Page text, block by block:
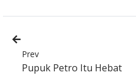
Prev
Pupuk Petro Itu Hebat